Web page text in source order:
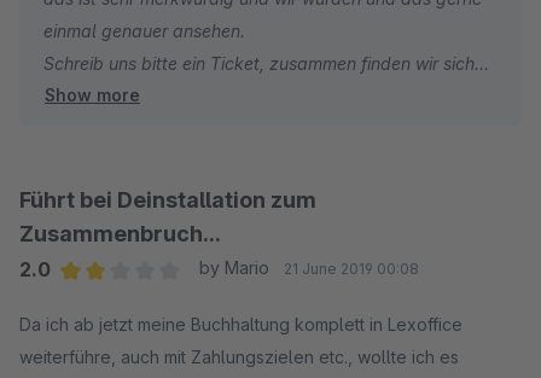
einmal genauer ansehen.
Schreib uns bitte ein Ticket, zusammen finden wir sicher
eine Lösung.
Show more
Führt bei Deinstallation zum
Zusammenbruch...
2.0
by Mario 21 June 2019 00:08
Da ich ab jetzt meine Buchhaltung komplett in Lexoffice
weiterführe, auch mit Zahlungszielen etc., wollte ich es